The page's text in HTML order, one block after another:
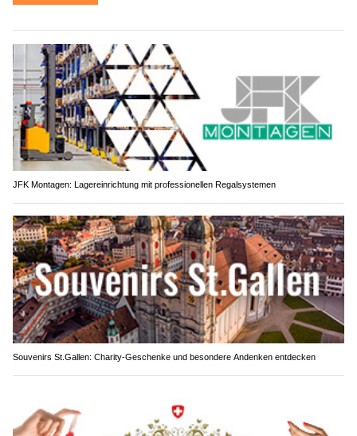
JFK Montagen: Lagereinrichtung mit professionellen Regalsystemen
Souvenirs St.Gallen: Charity-Geschenke und besondere Andenken entdecken